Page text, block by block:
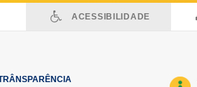
ACESSIBILIDADE